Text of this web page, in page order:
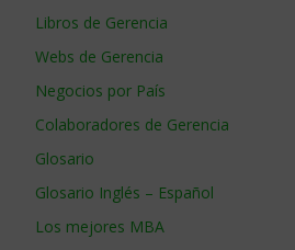
Libros de Gerencia
Webs de Gerencia
Negocios por País
Colaboradores de Gerencia
Glosario
Glosario Inglés – Español
Los mejores MBA